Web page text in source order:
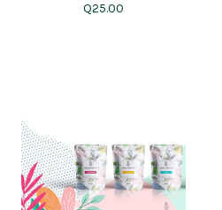
Q25.00